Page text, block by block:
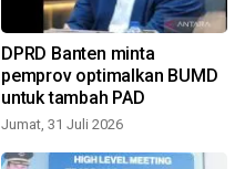
DPRD Banten minta
pemprov optimalkan BUMD
untuk tambah PAD
Jumat, 31 Juli 2026